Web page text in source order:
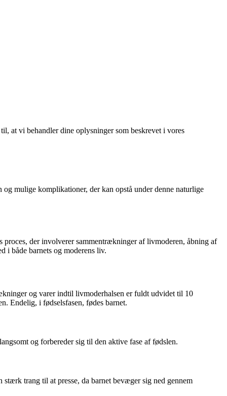
at vi behandler dine oplysninger som beskrevet i vores
mulige komplikationer, der kan opstå under denne naturlige
proces, der involverer sammentrækninger af livmoderen, åbning af
i både barnets og moderens liv.
og varer indtil livmoderhalsen er fuldt udvidet til 10
Endelig, i fødselsfasen, fødes barnet.
og forbereder sig til den aktive fase af fødslen.
trang til at presse, da barnet bevæger sig ned gennem